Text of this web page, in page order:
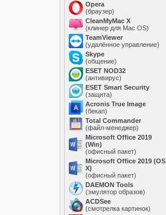
Opera
(браузер)
CleanMyMac X
(клинер для Mac OS)
TeamViewer
(удалённое управление)
Skype
(общение)
ESET NOD32
(антивирус)
ESET Smart Security
(защита)
Acronis True Image
(бекап)
Total Commander
(файл-менеджер)
Microsoft Office 2019
(Win)
(офисный пакет)
Microsoft Office 2019 (OS
X)
(офисный пакет)
DAEMON Tools
(эмулятор образов)
ACDSee
(смотрелка картинок)